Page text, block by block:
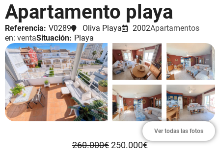
Apartamento playa
Referencia: V0289 Oliva Playa 2002Apartamentos
en: ventaSituación: Playa
Ver todas las fotos
260.000€250.000€